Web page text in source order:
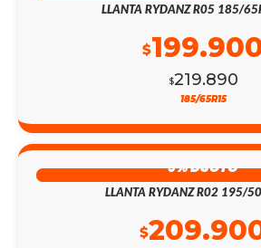
LLANTA RYDANZ R05 185/
$219.890
$
185/65R15
9% DSCTO
LLANTA RYDANZ R02 195/
$